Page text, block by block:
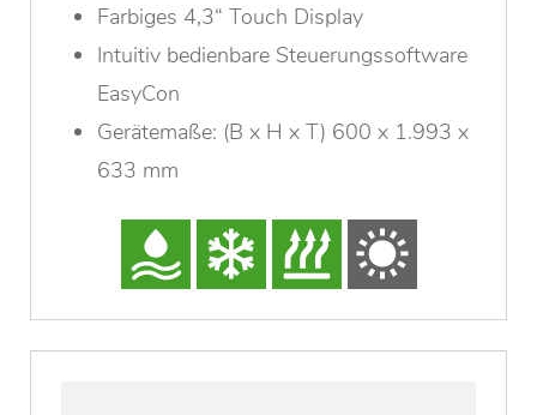
Farbiges 4,3“ Touch Display
Intuitiv bedienbare Steuerungssoftware
EasyCon
Gerätemaße: (B x H x T) 600 x 1.993 x
633 mm